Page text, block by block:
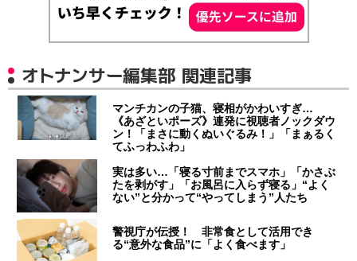
オトナンサー編集部 関連記事
マンチカンの子猫、寝相がかわいすぎ…
《あざといポーズ》連発に視聴者ノックダウ
ン！「まさに動くぬいぐるみ！」「まぁるく
てふっわふわ」
実は多い…「寝る寸前までスマホ」「かさぶ
たを剥がす」「お風呂に入らず寝る」“よく
ない”と分かって“やってしまう”人たち
警視庁が伝授！ 非常食として活用でき
る“意外な食品”に「よく食べます」